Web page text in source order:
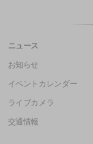
ニュース
お知らせ
イベントカレンダー
ライブカメラ
交通情報